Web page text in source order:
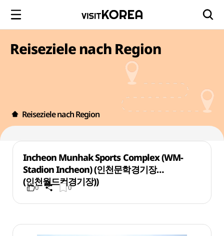
Reiseziele nach Region
Reiseziele nach Region
Incheon Munhak Sports Complex (WM-
Stadion Incheon) (인천문학경기장
(인천월드컵경기장))
0 0